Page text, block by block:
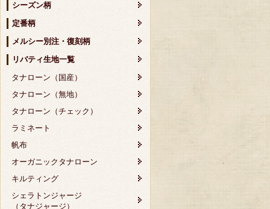
シーズン柄
定番柄
メルシー別注・復刻柄
リバティ生地一覧
タナローン（国産）
タナローン（無地）
タナローン（チェック）
ラミネート
帆布
オーガニックタナローン
キルティング
シェラトンジャージ
（タナジャージ）